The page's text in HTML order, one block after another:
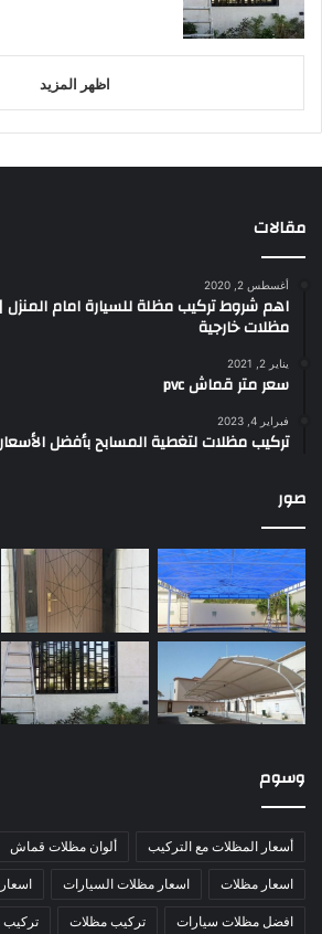
اظهر المزيد
مقالات
أغسطس 2, 2020
اهم شروط تركيب مظلة للسيارة امام
مظلات خارجية
يناير 2, 2021
سعر متر قماش pvc
فبراير 4, 2023
تركيب مظلات لتغطية المسابح بأفضل
صور
وسوم
أسعار المظلات مع التركيب ألوان مظلات قماش
اسعار مظلات اسعار مظلات السيارات
افضل مظلات سيارات تركيب مظلات